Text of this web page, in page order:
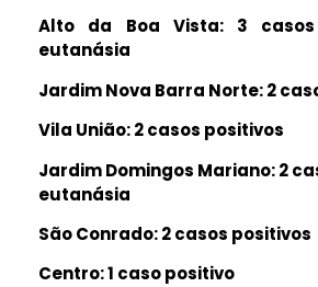
Alto da Boa Vista: 3
eutanásia
Jardim Nova Barra Norte: 2
Vila União: 2 casos positivos
Jardim Domingos Mariano: 2
eutanásia
São Conrado: 2 casos positivos
Centro: 1 caso positivo